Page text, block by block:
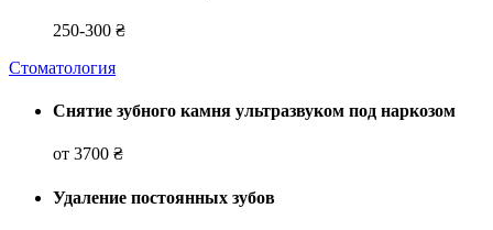
250-300 ₴
Стоматология
Снятие зубного камня ультразвуком под наркозом
от 3700 ₴
Удаление постоянных зубов